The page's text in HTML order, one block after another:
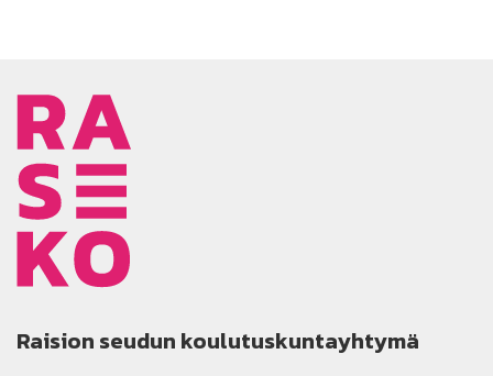
Raision seudun koulutuskuntayhtymä